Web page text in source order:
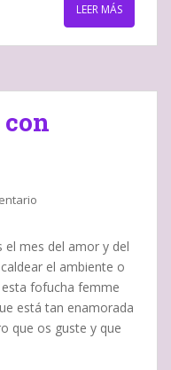
LEER MÁS
el mes del amor y del
el ambiente o
fofucha femme
está tan enamorada
que os guste y que